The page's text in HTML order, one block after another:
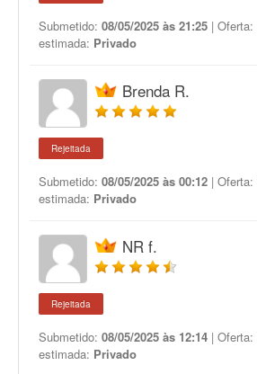
Submetido: 08/05/2025 às 21:25 | Oferta:
estimada: Privado
Brenda R.
Rejeitada
Submetido: 08/05/2025 às 00:12 | Oferta:
estimada: Privado
NR f.
Rejeitada
Submetido: 08/05/2025 às 12:14 | Oferta:
estimada: Privado